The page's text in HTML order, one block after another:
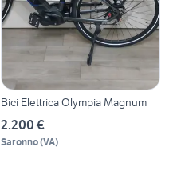
Bici Elettrica Olympia Magnum
2.200 €
Saronno(VA)